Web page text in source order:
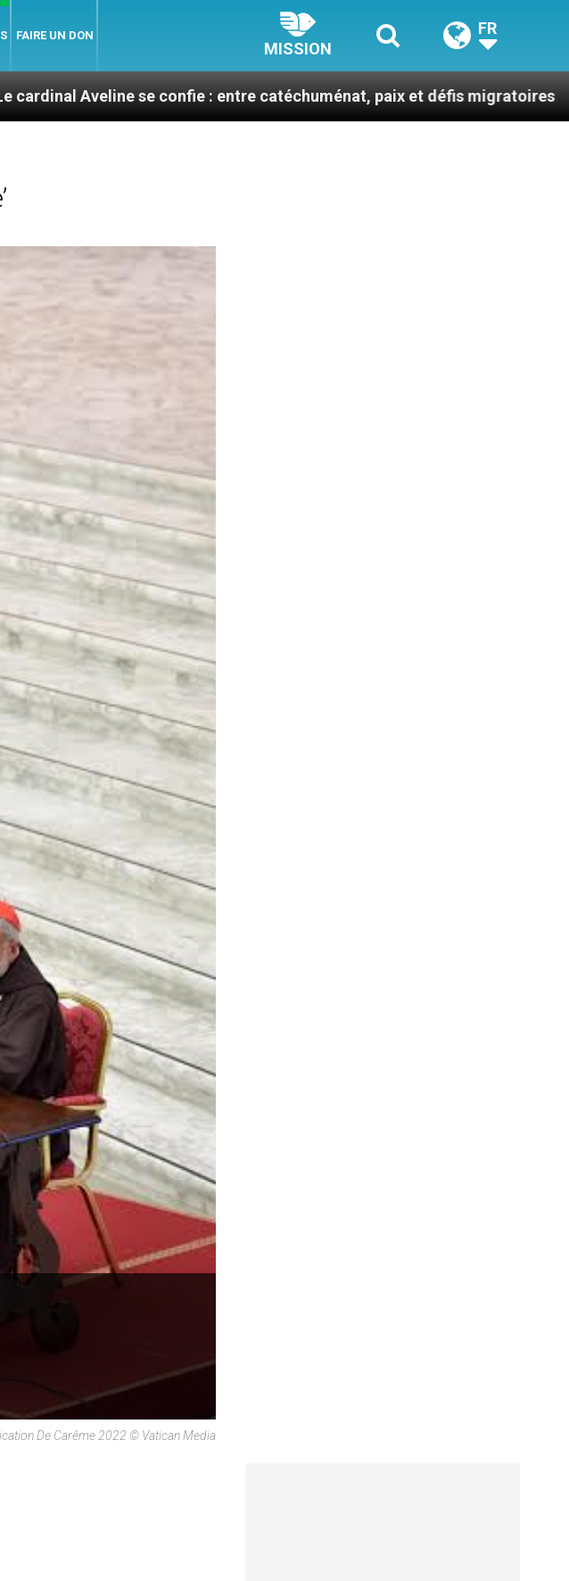
FAIRE UN DON
MISSION
FR
se confie : entre catéchuménat, paix et défis migratoires Léon XIV
De Carême 2022 © Vatican Media